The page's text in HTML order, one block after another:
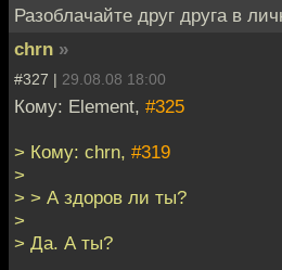
Разоблачайте друг друга в
chrn »
#327 | 29.08.08 18:00
Кому: Element, #325
> Кому: chrn, #319
>
> > А здоров ли ты?
>
> Да. А ты?